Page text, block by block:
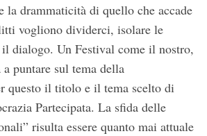
la drammaticità di quello che accade
vogliono dividerci, isolare le
il dialogo. Un Festival come il nostro,
puntare sul tema della
questo il titolo e il tema scelto di
Partecipata. La sfida delle
risulta essere quanto mai attuale